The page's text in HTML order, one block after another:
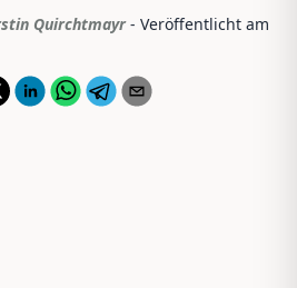
Quirchtmayr - Veröffentlicht am